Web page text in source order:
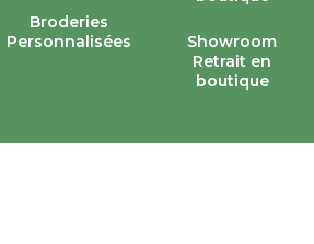
Broderies
Personnalisées
Showroom
Retrait en
boutique